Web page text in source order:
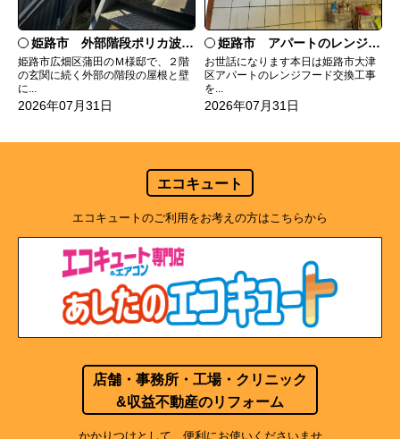
姫路市 外部階段ポリカ波板張替工事
姫路市広畑区蒲田のＭ様邸で、２階
の玄関に続く外部の階段の屋根と壁
に...
2026年07月31日
姫路市 アパートのレンジフード交換
お世話になります本日は姫路市大津
区アパートのレンジフード交換工事
を...
2026年07月31日
エコキュート
エコキュートのご利用をお考えの方はこちらから
店舗・事務所・工場・クリニック
&収益不動産のリフォーム
かかりつけとして、便利にお使いくださいませ